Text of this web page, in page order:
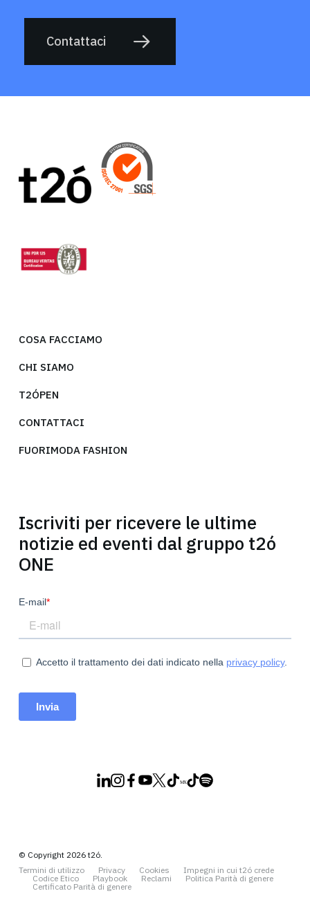
Contattaci
COSA FACCIAMO
CHI SIAMO
T2ÓPEN
CONTATTACI
FUORIMODA FASHION
Iscriviti per ricevere le ultime
notizie ed eventi dal gruppo t2ó
ONE
© Copyright 2026 t2ó.
Termini di utilizzo
Privacy Cookies
Impegni in cui t2ó crede
Codice Etico
Playbook Reclami
Politica Parità di genere
Certificato Parità di genere